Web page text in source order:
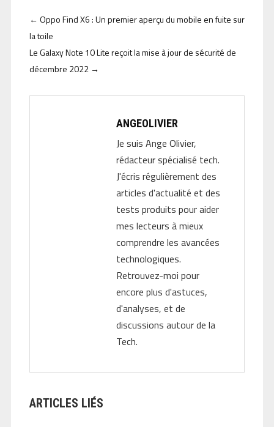
← Oppo Find X6 : Un premier aperçu du mobile en fuite sur
la toile
Le Galaxy Note 10 Lite reçoit la mise à jour de sécurité de
décembre 2022→
ANGEOLIVIER
Je suis Ange Olivier,
rédacteur spécialisé tech.
J'écris régulièrement des
articles d'actualité et des
tests produits pour aider
mes lecteurs à mieux
comprendre les avancées
technologiques.
Retrouvez-moi pour
encore plus d'astuces,
d'analyses, et de
discussions autour de la
Tech.
ARTICLES LIÉS